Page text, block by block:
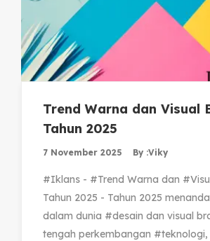
Trend Warna dan Visual
Tahun 2025
7 November 2025 By :Viky
#Iklans - #Trend Warna dan
Tahun 2025 - Tahun 2025
dalam dunia #desain dan visual
tengah perkembangan #teknologi,